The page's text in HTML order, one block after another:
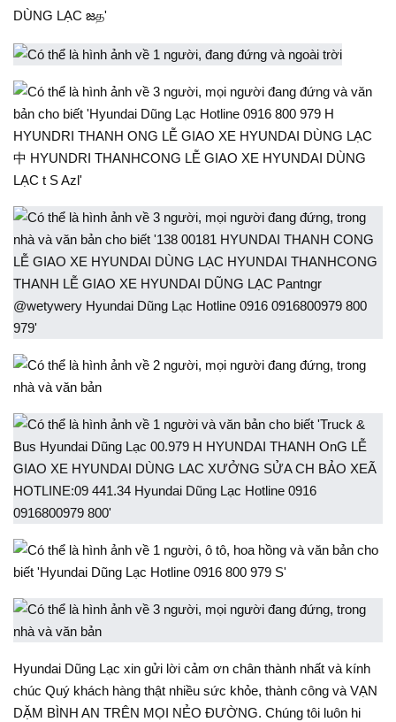
Hyundai Dũng Lạc xin gửi lời cảm ơn chân thành nhất và kính
chúc Quý khách hàng thật nhiều sức khỏe, thành công và VẠN
DẶM BÌNH AN TRÊN MỌI NẺO ĐƯỜNG. Chúng tôi luôn hi